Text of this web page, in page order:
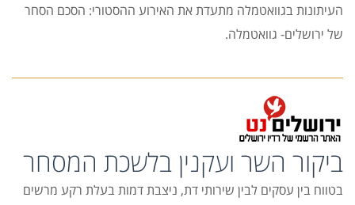
העיתונות בגוואטמלה מתעדת את האירוע ההסטורי: הסכם הסחר
של ירושלים- גוואטמלה.
ביקור השר ועקנין בלשכת המסחר
בטווח בין עסקים לבין שירותי דת, ניצבת דמות בעלת רקע מרשים